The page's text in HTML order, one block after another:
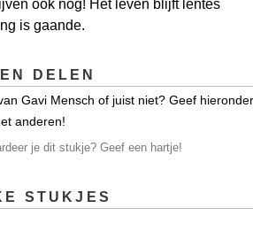
ook nog! Het leven blijft lentes
is gaande.
DELEN
Gavi Mensch of juist niet? Geef hieronder
anderen!
je dit stukje? Geef een hartje!
STUKJES